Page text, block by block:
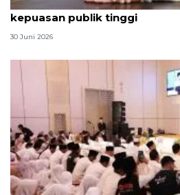
Qodari: Pemerintah tak puas
kepuasan publik tinggi
30 Juni 2026